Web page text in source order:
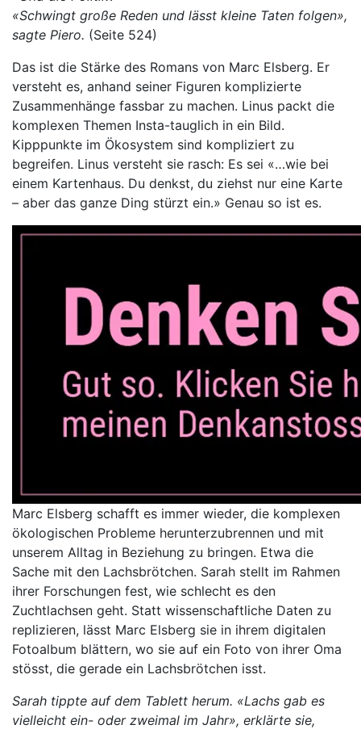
«Schwingt große Reden und lässt kleine Taten folgen»,
sagte Piero. (Seite 524)
Das ist die Stärke des Romans von Marc Elsberg. Er
versteht es, anhand seiner Figuren komplizierte
Zusammenhänge fassbar zu machen. Linus packt die
komplexen Themen Insta-tauglich in ein Bild.
Kipppunkte im Ökosystem sind kompliziert zu
begreifen. Linus versteht sie rasch: Es sei «…wie bei
einem Kartenhaus. Du denkst, du ziehst nur eine Karte
– aber das ganze Ding stürzt ein.» Genau so ist es.
Marc Elsberg schafft es immer wieder, die komplexen
ökologischen Probleme herunterzubrennen und mit
unserem Alltag in Beziehung zu bringen. Etwa die
Sache mit den Lachsbrötchen. Sarah stellt im Rahmen
ihrer Forschungen fest, wie schlecht es den
Zuchtlachsen geht. Statt wissenschaftliche Daten zu
replizieren, lässt Marc Elsberg sie in ihrem digitalen
Fotoalbum blättern, wo sie auf ein Foto von ihrer Oma
stösst, die gerade ein Lachsbrötchen isst.
Sarah tippte auf dem Tablett herum. «Lachs gab es
vielleicht ein- oder zweimal im Jahr», erklärte sie,